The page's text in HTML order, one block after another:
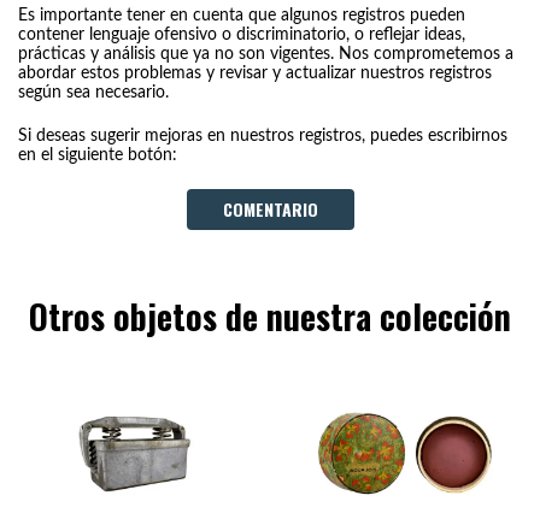
Es importante tener en cuenta que algunos registros pueden
contener lenguaje ofensivo o discriminatorio, o reflejar ideas,
prácticas y análisis que ya no son vigentes. Nos comprometemos a
abordar estos problemas y revisar y actualizar nuestros registros
según sea necesario.
Si deseas sugerir mejoras en nuestros registros, puedes escribirnos
en el siguiente botón:
COMENTARIO
Otros objetos de nuestra colección